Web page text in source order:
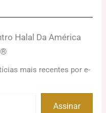
Halal Da América
mais recentes por e-
Assinar